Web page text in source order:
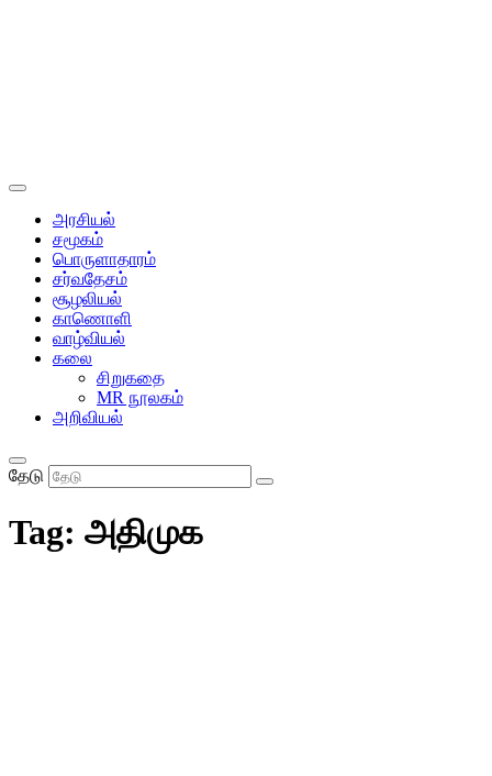
அரசியல்
சமூகம்
பொருளாதாரம்
சர்வதேசம்
சூழலியல்
காணொளி
வாழ்வியல்
கலை
சிறுகதை
MR நூலகம்
அறிவியல்
தேடு
Tag: அதிமுக